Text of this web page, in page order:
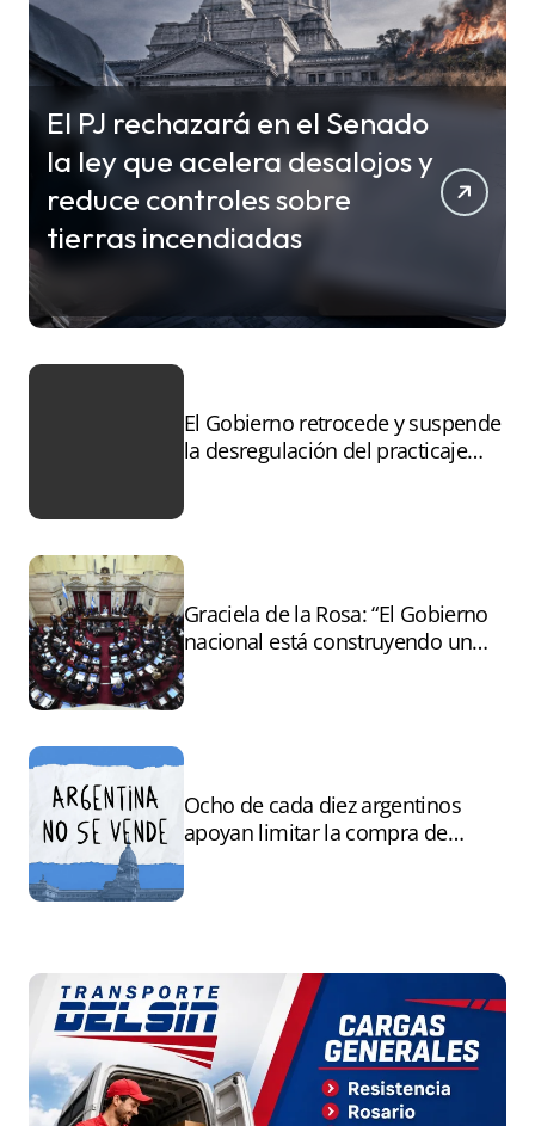
El PJ rechazará en el Senado
la ley que acelera desalojos y
reduce controles sobre
tierras incendiadas
El Gobierno retrocede y suspende
la desregulación del practicaje
Graciela de la Rosa: “El Gobierno
nacional está construyendo un
Ocho de cada diez argentinos
apoyan limitar la compra de